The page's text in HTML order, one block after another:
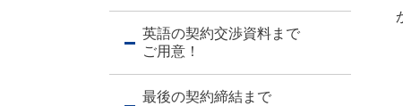
英語の契約交渉資料まで
ご用意！
最後の契約締結まで